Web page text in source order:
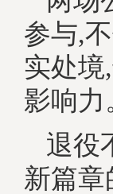
参与,
实处
影响力
退役
新篇